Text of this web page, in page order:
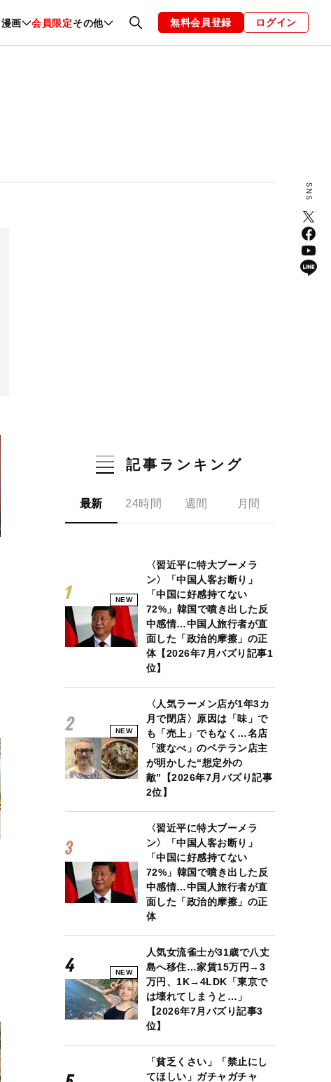
漫画 会員限定その他
ファッション 恋愛・結婚 編集部 お知らせ
無料会員登録 ログイン
記事ランキング
最新 24時間 週間 月間
NEW
〈習近平に特大ブーメラ
ン〉「中国人客お断り」
「中国に好感持てない
72%」韓国で噴き出した反
中感情…中国人旅行者が直
面した「政治的摩擦」の正
体【2026年7月バズり記事1
位】
NEW
〈人気ラーメン店が1年3カ
月で閉店〉原因は「味」で
も「売上」でもなく…名店
「渡なべ」のベテラン店主
が明かした“想定外の
敵”【2026年7月バズり記事
2位】
〈習近平に特大ブーメラ
ン〉「中国人客お断り」
「中国に好感持てない
72%」韓国で噴き出した反
中感情…中国人旅行者が直
面した「政治的摩擦」の正
体
NEW
人気女流雀士が31歳で八丈
島へ移住…家賃15万円→3
万円、1K→4LDK「東京で
は壊れてしまうと…」
【2026年7月バズり記事3
位】
「貧乏くさい」「禁止にし
てほしい」ガチャガチャ